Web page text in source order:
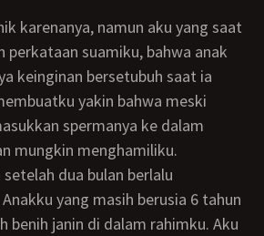
perkataan suamiku, bahwa anak
keinginan bersetubuh saat ia
yakin bahwa meski
spermanya ke dalam
mungkin menghamiliku.
yang masih berusia 6 tahun
benih janin di dalam rahimku. Aku